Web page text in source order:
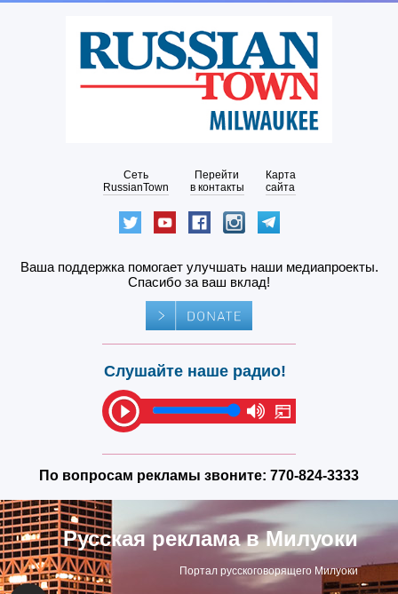
Сеть
RussianTown
Перейти
в контакты
Карта
сайта
Ваша поддержка помогает улучшать наши медиапроекты.
Спасибо за ваш вклад!
Слушайте наше радио!
По вопросам рекламы звоните: 770-824-3333
Русская реклама в Милуоки
Портал русскоговорящего Милуоки